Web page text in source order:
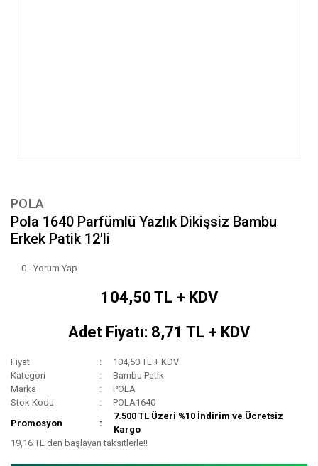
POLA
Pola 1640 Parfümlü Yazlık Dikişsiz Bambu
Erkek Patik 12'li
0 - Yorum Yap
104,50 TL + KDV
Adet Fiyatı: 8,71 TL + KDV
Fiyat
104,50 TL + KDV
Kategori
Bambu Patik
Marka
POLA
Stok Kodu
POLA1640
Promosyon
7.500 TL Üzeri %10 İndirim ve Ücretsiz
Kargo
19,16 TL den başlayan taksitlerle!!